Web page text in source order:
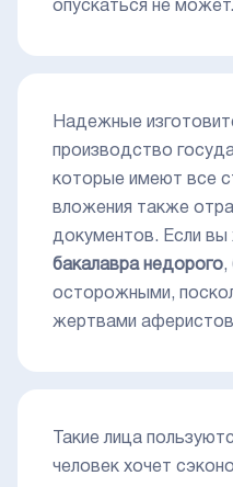
опускаться не может.
Надежные
производство
которые имеют все
вложения также
документов. Если вы
бакалавра недорого,
осторожными,
жертвами
Такие лица
человек хочет